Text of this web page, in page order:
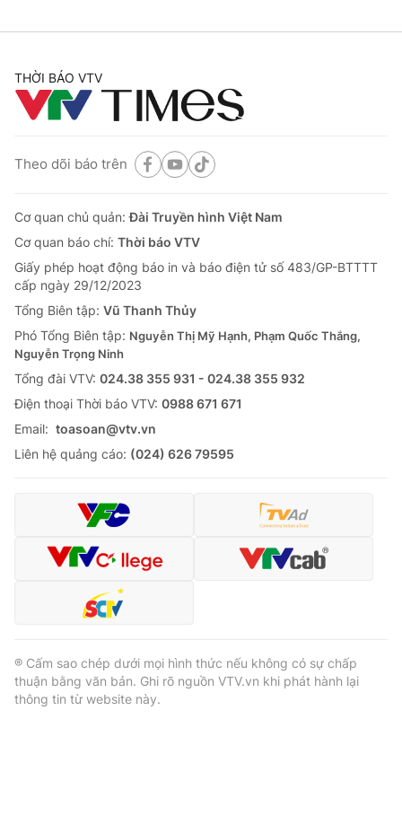
THỜI BÁO VTV
Theo dõi báo trên
Cơ quan chủ quản:Đài Truyền hình Việt Nam
Cơ quan báo chí: Thời báo VTV
Giấy phép hoạt động báo in và báo điện tử số 483/GP-BTTTT
cấp ngày 29/12/2023
Tổng Biên tập: Vũ Thanh Thủy
Phó Tổng Biên tập: Nguyễn Thị Mỹ Hạnh, Phạm Quốc Thắng,
Nguyễn Trọng Ninh
Tổng đài VTV: 024.38 355 931 - 024.38 355 932
Ðiện thoại Thời báo VTV: 0988 671 671
Email: toasoan@vtv.vn
Liên hệ quảng cáo: (024) 626 79595
® Cấm sao chép dưới mọi hình thức nếu không có sự chấp
thuận bằng văn bản. Ghi rõ nguồn VTV.vn khi phát hành lại
thông tin từ website này.